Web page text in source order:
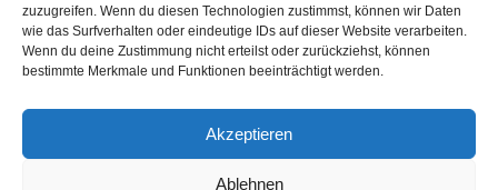
zuzugreifen. Wenn du diesen Technologien zustimmst, können wir Daten
wie das Surfverhalten oder eindeutige IDs auf dieser Website verarbeiten.
Wenn du deine Zustimmung nicht erteilst oder zurückziehst, können
bestimmte Merkmale und Funktionen beeinträchtigt werden.
Akzeptieren
Ablehnen
Breaking News 2067
Aktuelles
Featured Article
Karriere 567